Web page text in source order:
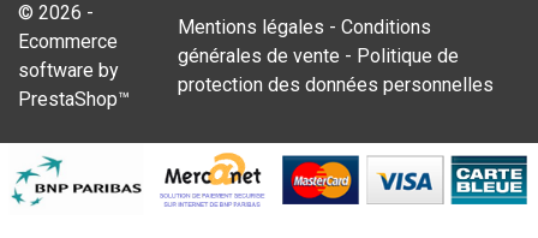
© 2026 -
Ecommerce
software by
PrestaShop™
Mentions légales -Conditions
générales de vente - Politique de
protection des données personnelles